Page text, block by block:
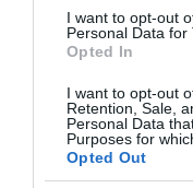
I want to opt-out
Personal Data for
Opted In
I want to opt-out
Retention, Sale,
Personal Data
Purposes for
Opted Out
ραδιοφωνικές
εκατομμυρίων